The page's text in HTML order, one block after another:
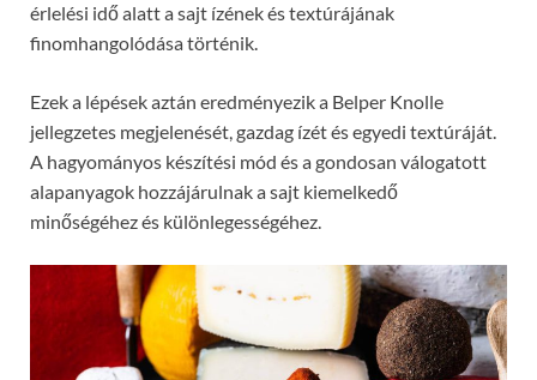
érlelési idő alatt a sajt ízének és textúrájának
finomhangolódása történik.
Ezek a lépések aztán eredményezik a Belper Knolle
jellegzetes megjelenését, gazdag ízét és egyedi textúráját.
A hagyományos készítési mód és a gondosan válogatott
alapanyagok hozzájárulnak a sajt kiemelkedő
minőségéhez és különlegességéhez.